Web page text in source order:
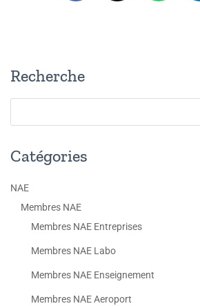
Recherche
Catégories
NAE
Membres NAE
Membres NAE Entreprises
Membres NAE Labo
Membres NAE Enseignement
Membres NAE Aeroport